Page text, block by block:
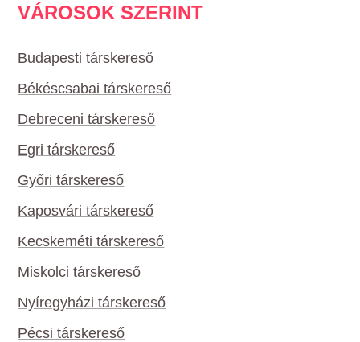
VÁROSOK SZERINT
Budapesti társkereső
Békéscsabai társkereső
Debreceni társkereső
Egri társkereső
Győri társkereső
Kaposvári társkereső
Kecskeméti társkereső
Miskolci társkereső
Nyíregyházi társkereső
Pécsi társkereső